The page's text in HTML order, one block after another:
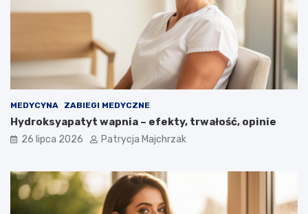
MEDYCYNA ZABIEGI MEDYCZNE
Hydroksyapatyt wapnia – efekty, trwałość, opinie
26 lipca 2026 Patrycja Majchrzak